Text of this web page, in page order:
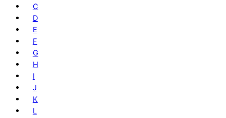
C
D
E
F
G
H
I
J
K
L